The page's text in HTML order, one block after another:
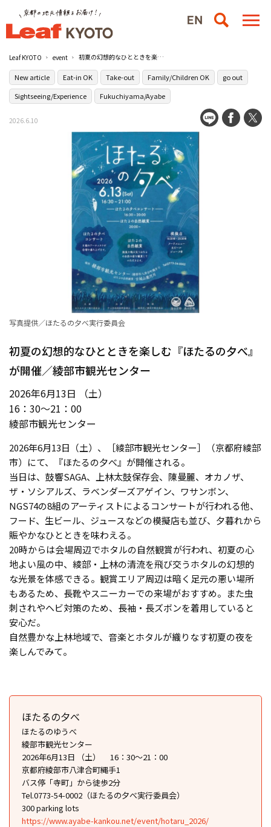
Leaf KYOTO event 初夏の幻想的なひとときを楽しむ『ほたるの夕べ』が開催／綾部市観光センター
New article Eat-in OK Take-out Family/Children OK
go out
Sightseeing/Experience
Fukuchiyama/Ayabe
2026.6.10
写真提供／ほたるの夕べ実行委員会
初夏の幻想的なひとときを楽しむ『ほたるの夕べ』
が開催／綾部市観光センター
2026年6月13日 （土）
16：30～21：00
綾部市観光センター
2026年6月13日（土）、［綾部市観光センター］（京都府綾部
市）にて、『ほたるの夕べ』が開催される。
当日は、鼓響SAGA、上林太鼓保存会、陳曼麗、オカノザ、
ザ・ソシアルズ、ラベンダーズアゲイン、ワサンボン、
NGS74の8組のアーティストによるコンサートが行われる他、
フード、生ビール、ジュースなどの模擬店も並び、夕暮れから
賑やかなひとときを味わえる。
20時からは会場周辺でホタルの自然観賞が行われ、初夏の心
地よい風の中、綾部・上林の清流を飛び交うホタルの幻想的
な光景を体感できる。観賞エリア周辺は暗く足元の悪い場所
もあるため、長靴やスニーカーでの来場がおすすめ。また虫
刺されやヘビ対策のため、長袖・長ズボンを着用していると
安心だ。
自然豊かな上林地域で、音楽とホタルが織りなす初夏の夜を
楽しんでみて。
ほたるの夕べ
ほたるのゆうべ
綾部市観光センター
2026年6月13日 （土） 16：30～21：00
京都府綾部市八津合町縄手1
バス停「寺町」から徒歩2分
Tel.0773-54-0002（ほたるの夕べ実行委員会）
300 parking lots
https://www.ayabe-kankou.net/event/hotaru_2026/